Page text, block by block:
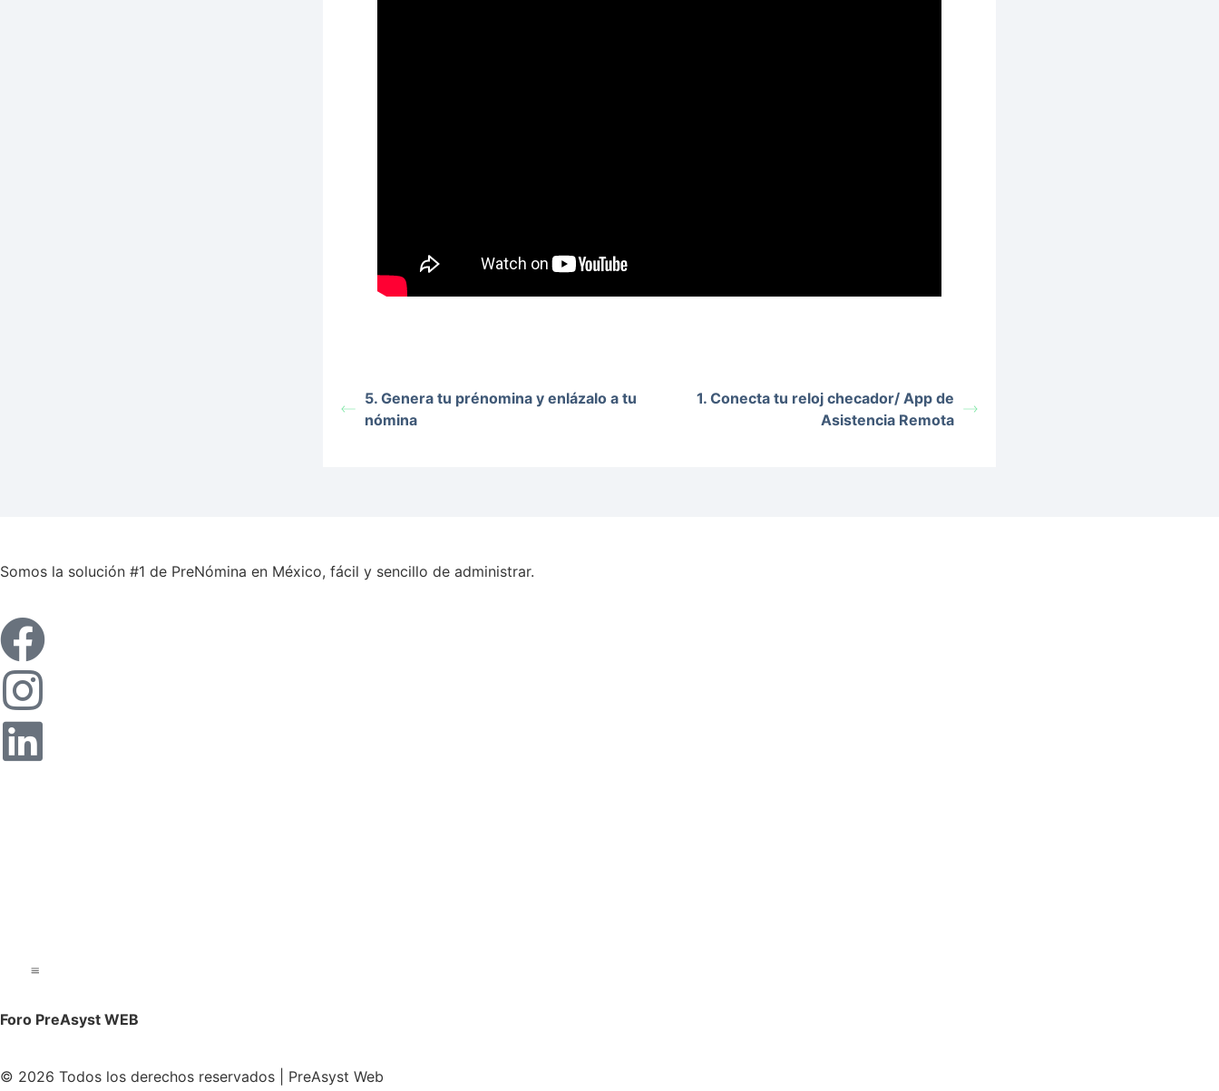
5. Genera tu prénomina y enlázalo a tu
nómina
1. Conecta tu reloj checador/ App de
Asistencia Remota
Somos la solución #1 de PreNómina en México, fácil y sencillo de administrar.
Foro PreAsyst WEB
© 2026 Todos los derechos reservados | PreAsyst Web